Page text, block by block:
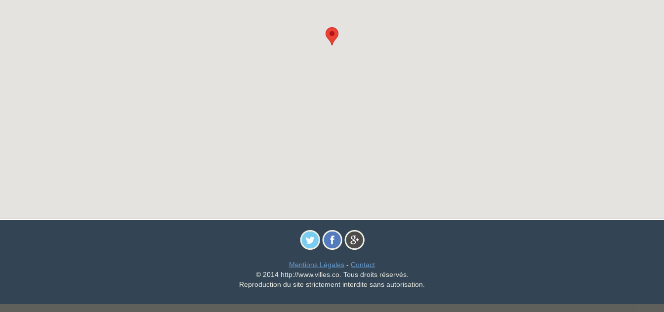
Mentions Légales - Contact
© 2014 http://www.villes.co. Tous droits réservés.
Reproduction du site strictement interdite sans autorisation.